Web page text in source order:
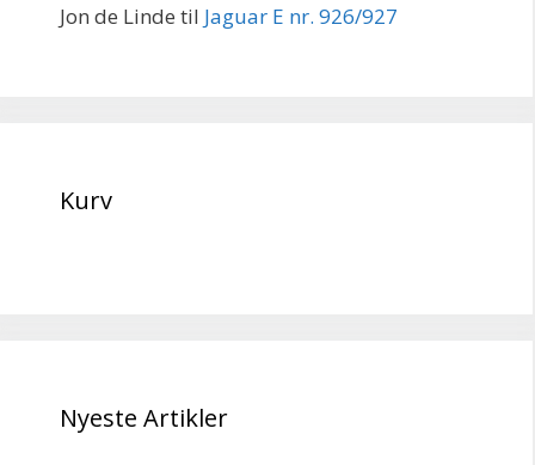
Jon de Linde til Jaguar E nr. 926/927
Kurv
Nyeste Artikler